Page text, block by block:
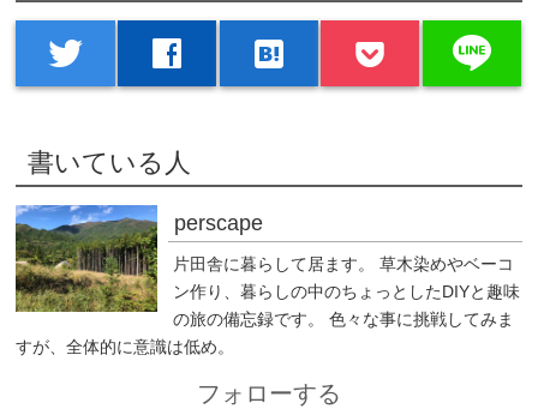
twitter facebook hatenabookmark line
書いている人
perscape
片田舎に暮らして居ます。 草木染めやベーコ
ン作り、暮らしの中のちょっとしたDIYと趣味
の旅の備忘録です。 色々な事に挑戦してみま
すが、全体的に意識は低め。
フォローする